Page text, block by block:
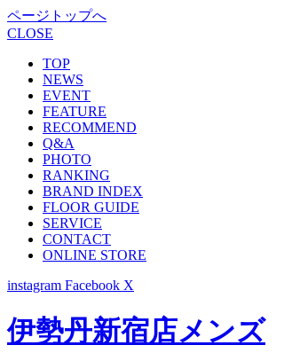
ページトップへ
CLOSE
TOP
NEWS
EVENT
FEATURE
RECOMMEND
Q&A
PHOTO
RANKING
BRAND INDEX
FLOOR GUIDE
SERVICE
CONTACT
ONLINE STORE
instagram Facebook X
伊勢丹新宿店メンズ